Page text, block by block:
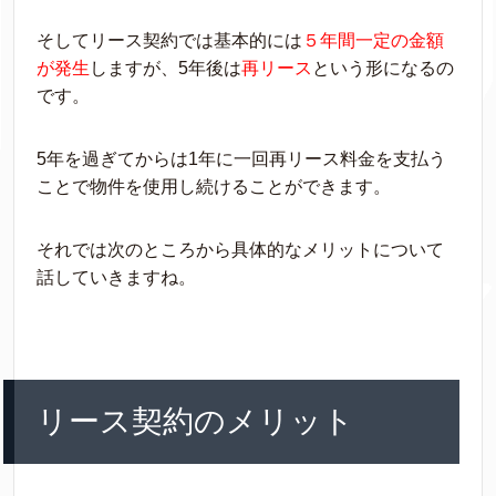
そしてリース契約では基本的には ５年間一定の金額
が発生 しますが、5年後は再リース という形になるの
です。
5年を過ぎてからは1年に一回再リース料金を支払う
ことで物件を使用し続けることができます。
それでは次のところから具体的なメリットについて
話していきますね。
リース契約のメリット